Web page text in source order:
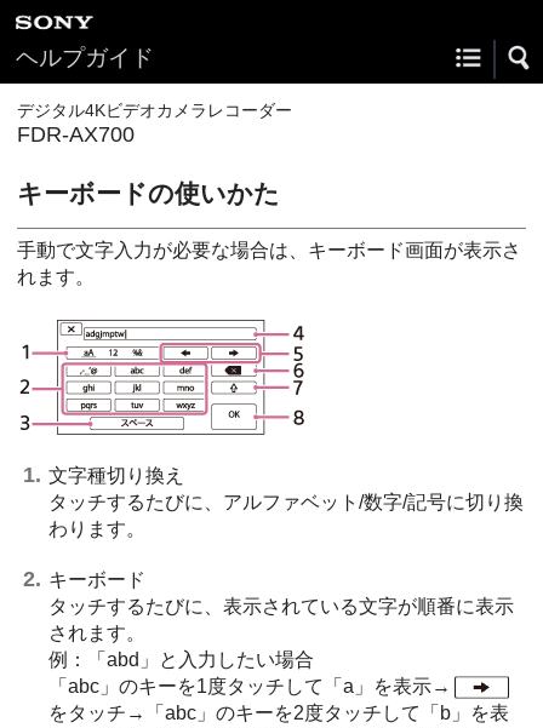
ヘルプガイド
デジタル4Kビデオカメラレコーダー
FDR-AX700
キーボードの使いかた
手動で文字入力が必要な場合は、キーボード画面が表示さ
れます。
文字種切り換え
タッチするたびに、アルファベット/数字/記号に切り換
わります。
キーボード
タッチするたびに、表示されている文字が順番に表示
されます。
例：「abd」と入力したい場合
「abc」のキーを1度タッチして「a」を表示→
をタッチ→「abc」のキーを2度タッチして「b」を表